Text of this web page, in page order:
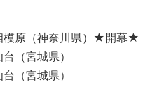
模原（神奈川県）★開幕★
（宮城県）
（宮城県）